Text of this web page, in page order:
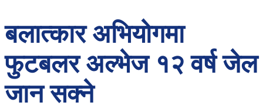
बलात्कार अभियोगमा
फुटबलर अल्भेज १२ वर्ष जेल
जान सक्ने